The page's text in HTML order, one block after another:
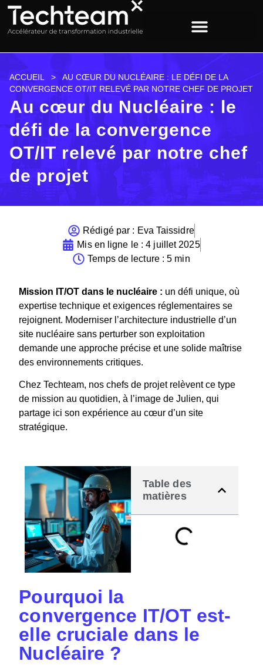
ACCUEIL> AU CŒUR DU NUCLÉAIRE : LE DÉFI DE LA
CONVERGENCE OT/IT RELEVÉ PAR NOTRE CHEF DE PROJET
Au cœur du Nucléaire : le
défi de la convergence
OT/IT relevé par notre chef
de projet
Rédigé par : Eva Taissidre
Mis en ligne le :4 juillet 2025
Temps de lecture : 5 min
Mission IT/OT dans le nucléaire : un défi unique, où
expertise technique et exigences réglementaires se
rejoignent. Moderniser l’architecture industrielle d’un
site nucléaire sans perturber son exploitation
demande une approche précise et une solide maîtrise
des environnements critiques.
Chez Techteam, nos chefs de projet relèvent ce type
de mission au quotidien, à l’image de Julien, qui
partage ici son expérience au cœur d’un site
stratégique.
Table des
matières
Pourquoi la
convergence IT/OT est-
elle cruciale dans le
Nucléaire ?